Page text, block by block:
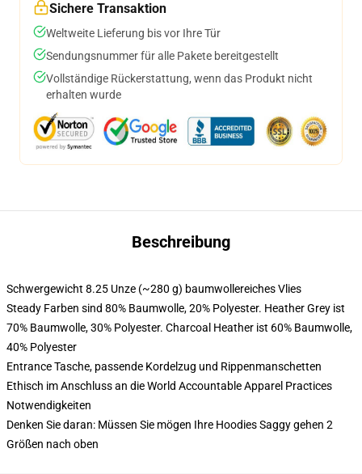
Sichere Transaktion
Weltweite Lieferung bis vor Ihre Tür
Sendungsnummer für alle Pakete bereitgestellt
Vollständige Rückerstattung, wenn das Produkt nicht
erhalten wurde
Beschreibung
Schwergewicht 8.25 Unze (~280 g) baumwollereiches Vlies
Steady Farben sind 80% Baumwolle, 20% Polyester. Heather Grey ist
70% Baumwolle, 30% Polyester. Charcoal Heather ist 60% Baumwolle,
40% Polyester
Entrance Tasche, passende Kordelzug und Rippenmanschetten
Ethisch im Anschluss an die World Accountable Apparel Practices
Notwendigkeiten
Denken Sie daran: Müssen Sie mögen Ihre Hoodies Saggy gehen 2
Größen nach oben